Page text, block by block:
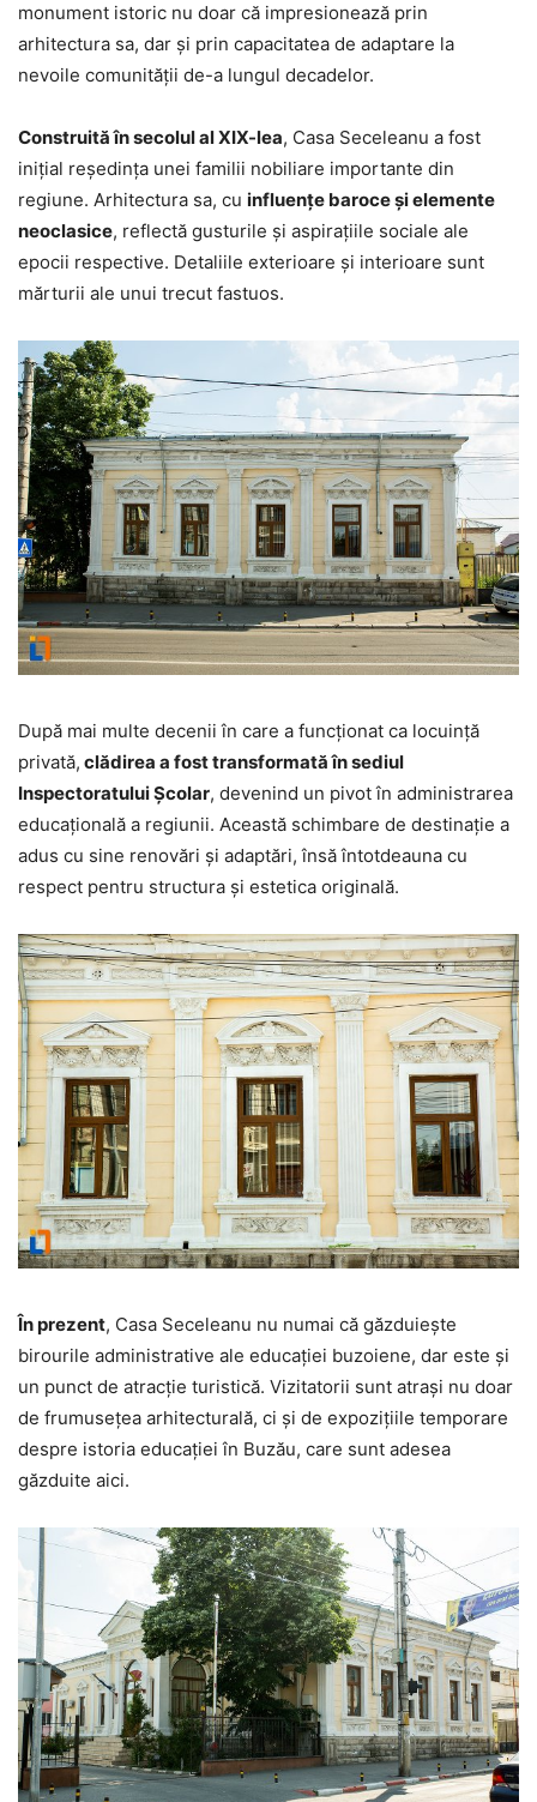
monument istoric nu doar că impresionează prin
arhitectura sa, dar și prin capacitatea de adaptare la
nevoile comunității de-a lungul decadelor.
Construită în secolul al XIX-lea, Casa Seceleanu a fost
inițial reședința unei familii nobiliare importante din
regiune. Arhitectura sa, cu influențe baroce și elemente
neoclasice, reflectă gusturile și aspirațiile sociale ale
epocii respective. Detaliile exterioare și interioare sunt
mărturii ale unui trecut fastuos.
După mai multe decenii în care a funcționat ca locuință
privată, clădirea a fost transformată în sediul
Inspectoratului Școlar, devenind un pivot în administrarea
educațională a regiunii. Această schimbare de destinație a
adus cu sine renovări și adaptări, însă întotdeauna cu
respect pentru structura și estetica originală.
În prezent, Casa Seceleanu nu numai că găzduiește
birourile administrative ale educației buzoiene, dar este și
un punct de atracție turistică. Vizitatorii sunt atrași nu doar
de frumusețea arhitecturală, ci și de expozițiile temporare
despre istoria educației în Buzău, care sunt adesea
găzduite aici.